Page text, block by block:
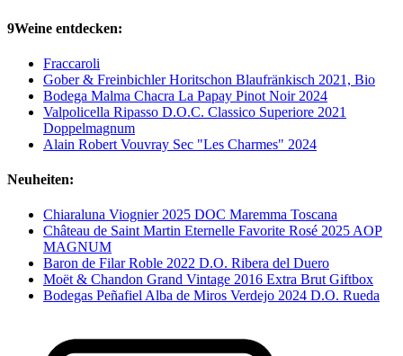
9Weine entdecken:
Fraccaroli
Gober & Freinbichler Horitschon Blaufränkisch 2021, Bio
Bodega Malma Chacra La Papay Pinot Noir 2024
Valpolicella Ripasso D.O.C. Classico Superiore 2021
Doppelmagnum
Alain Robert Vouvray Sec "Les Charmes" 2024
Neuheiten:
Chiaraluna Viognier 2025 DOC Maremma Toscana
Château de Saint Martin Eternelle Favorite Rosé 2025 AOP
MAGNUM
Baron de Filar Roble 2022 D.O. Ribera del Duero
Moët & Chandon Grand Vintage 2016 Extra Brut Giftbox
Bodegas Peñafiel Alba de Miros Verdejo 2024 D.O. Rueda